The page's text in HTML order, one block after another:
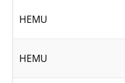
HEMU
HEMU